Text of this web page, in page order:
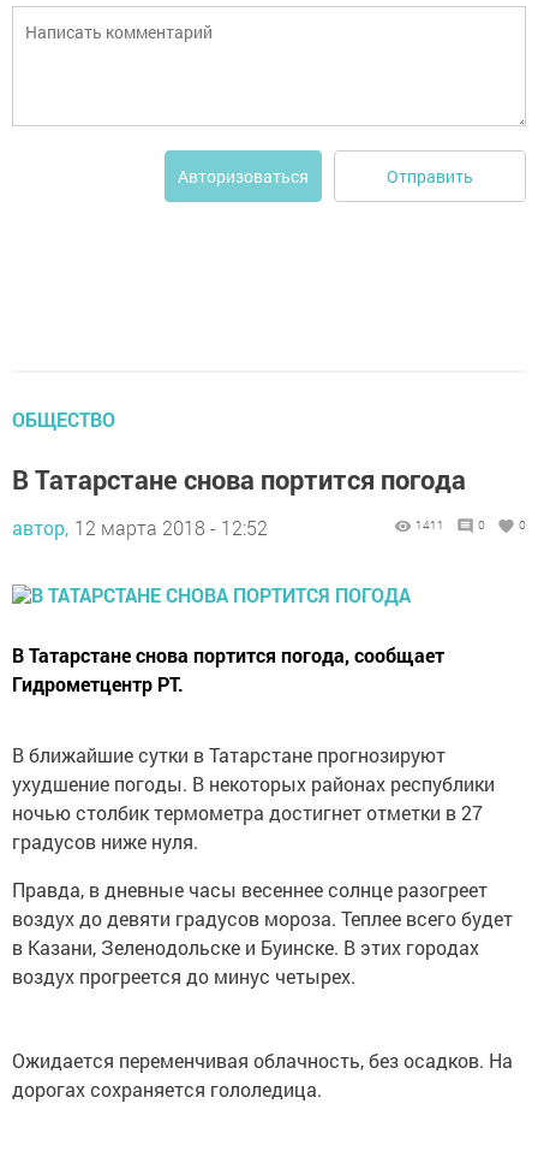
Авторизоваться Отправить
ОБЩЕСТВО
В Татарстане снова портится погода
автор, 12 марта 2018 - 12:52 1411 0 0
В Татарстане снова портится погода, сообщает
Гидрометцентр РТ.
В ближайшие сутки в Татарстане прогнозируют
ухудшение погоды. В некоторых районах республики
ночью столбик термометра достигнет отметки в 27
градусов ниже нуля.
Правда, в дневные часы весеннее солнце разогреет
воздух до девяти градусов мороза. Теплее всего будет
в Казани, Зеленодольске и Буинске. В этих городах
воздух прогреется до минус четырех.
Ожидается переменчивая облачность, без осадков. На
дорогах сохраняется гололедица.